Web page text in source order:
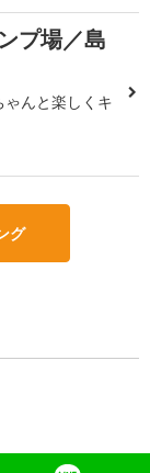
プ場／島
ゃんと楽しくキ
グ